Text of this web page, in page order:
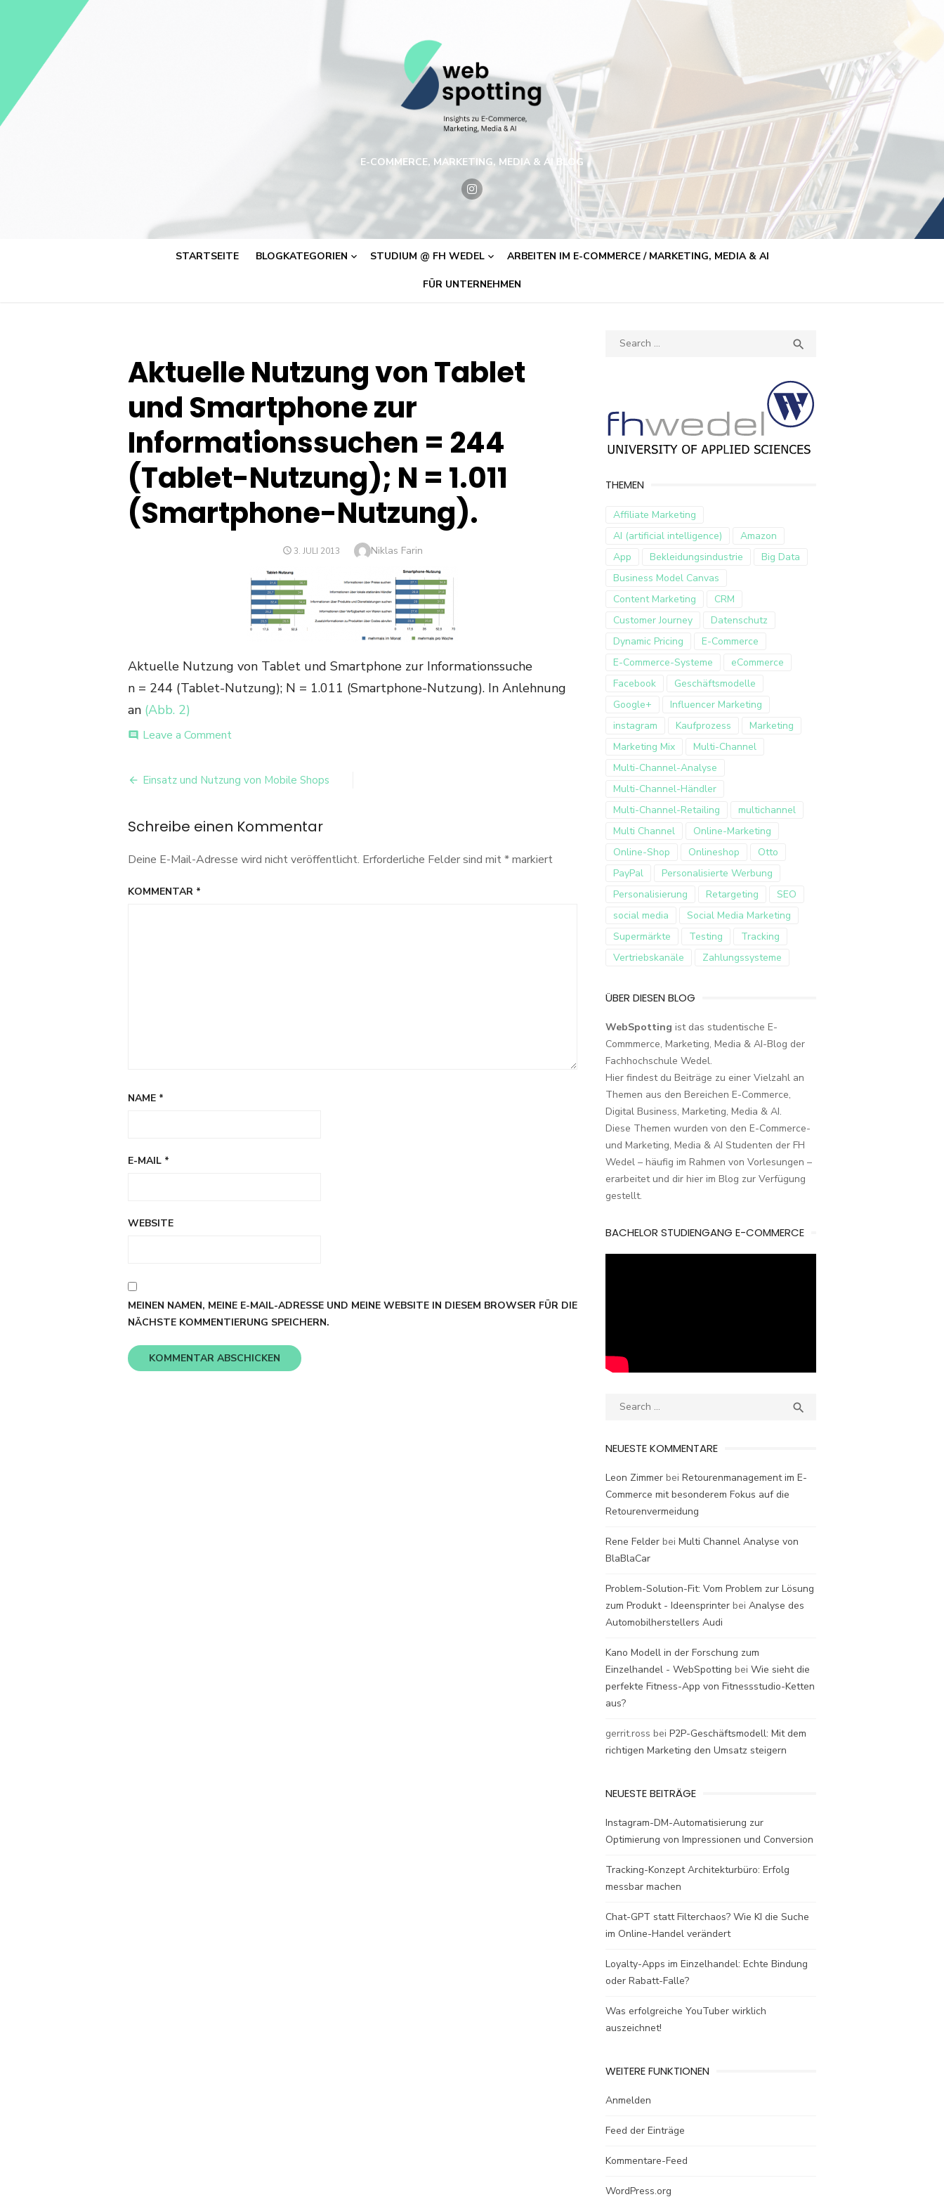
E-COMMERCE, MARKETING, MEDIA & AI BLOG
STARTSEITE BLOGKATEGORIEN STUDIUM @ FH WEDEL ARBEITEN IM E-COMMERCE / MARKETING, MEDIA & AI
FÜR UNTERNEHMEN
Aktuelle Nutzung von Tablet
und Smartphone zur
Informationssuchen = 244
(Tablet-Nutzung); N = 1.011
(Smartphone-Nutzung).
POSTED
3. JULI 2013 Author
Niklas Farin
Aktuelle Nutzung von Tablet und Smartphone zur Informationssuche
n = 244 (Tablet-Nutzung); N = 1.011 (Smartphone-Nutzung). In Anlehnung
an (Abb. 2)
comment Leave a Commenton
von
Tablet
Smartphone
zur
=
Beitrags-
Einsatz und Nutzung von Mobile Shops
Schreibe einen Kommentar
Deine E-Mail-Adresse wird nicht veröffentlicht. Erforderliche Felder sind mit*markiert
KOMMENTAR *
NAME *
E-MAIL *
WEBSITE
MEINEN NAMEN, MEINE E-MAIL-ADRESSE UND MEINE WEBSITE IN DIESEM BROWSER FÜR DIE
NÄCHSTE KOMMENTIERUNG SPEICHERN.
Search

THEMEN
Affiliate Marketing
AI (artificial intelligence)
Amazon
App
Bekleidungsindustrie
Big Data
Business Model Canvas
Content Marketing
CRM
Customer Journey
Datenschutz
Dynamic Pricing
E-Commerce
E-Commerce-Systeme
eCommerce
Facebook
Geschäftsmodelle
Google+
Influencer Marketing
instagram
Kaufprozess
Marketing
Marketing Mix
Multi-Channel
Multi-Channel-Analyse
Multi-Channel-Händler
Multi-Channel-Retailing
multichannel
Multi Channel
Online-Marketing
Online-Shop
Onlineshop
Otto
PayPal
Personalisierte Werbung
Personalisierung
Retargeting
SEO
social media
Social Media Marketing
Supermärkte
Testing
Tracking
Vertriebskanäle
Zahlungssysteme
ÜBER DIESEN BLOG
WebSpotting ist das studentische E-
Commmerce, Marketing, Media & AI-Blog der
Fachhochschule Wedel.
Hier findest du Beiträge zu einer Vielzahl an
Themen aus den Bereichen E-Commerce,
Digital Business, Marketing, Media & AI.
Diese Themen wurden von den E-Commerce-
und Marketing, Media & AI Studenten der FH
Wedel – häufig im Rahmen von Vorlesungen –
erarbeitet und dir hier im Blog zur Verfügung
gestellt.
BACHELOR STUDIENGANG E-COMMERCE
Search

NEUESTE KOMMENTARE
Leon Zimmer bei Retourenmanagement im E-
Commerce mit besonderem Fokus auf die
Retourenvermeidung
Rene Felder bei Multi Channel Analyse von
BlaBlaCar
Problem-Solution-Fit: Vom Problem zur Lösung
zum Produkt - Ideensprinter bei Analyse des
Automobilherstellers Audi
Kano Modell in der Forschung zum
Einzelhandel - WebSpotting bei Wie sieht die
perfekte Fitness-App von Fitnessstudio-Ketten
aus?
gerrit.ross bei P2P-Geschäftsmodell: Mit dem
richtigen Marketing den Umsatz steigern
NEUESTE BEITRÄGE
Instagram-DM-Automatisierung zur
Optimierung von Impressionen und Conversion
Tracking-Konzept Architekturbüro: Erfolg
messbar machen
Chat-GPT statt Filterchaos? Wie KI die Suche
im Online-Handel verändert
Loyalty-Apps im Einzelhandel: Echte Bindung
oder Rabatt-Falle?
Was erfolgreiche YouTuber wirklich
auszeichnet!
WEITERE FUNKTIONEN
Anmelden
Feed der Einträge
Kommentare-Feed
WordPress.org